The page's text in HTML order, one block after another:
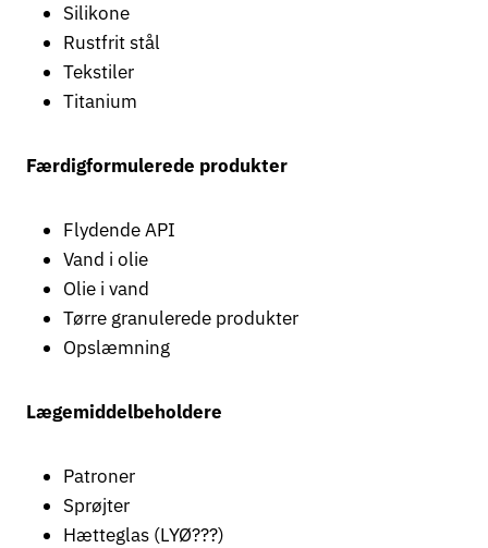
Silikone
Rustfrit stål
Tekstiler
Titanium
Færdigformulerede produkter
Flydende API
Vand i olie
Olie i vand
Tørre granulerede produkter
Opslæmning
Lægemiddelbeholdere
Patroner
Sprøjter
Hætteglas (LYØ???)